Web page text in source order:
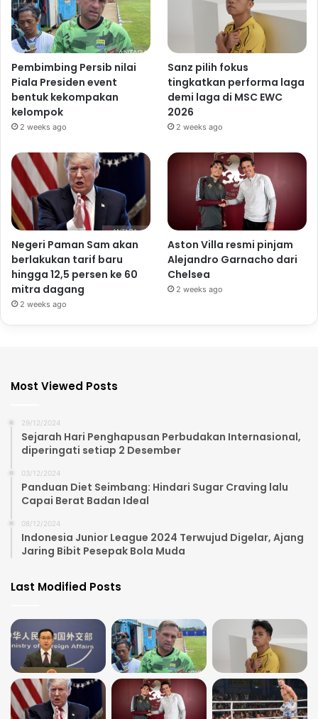
Pembimbing Persib nilai
Piala Presiden event
bentuk kekompakan
kelompok
2 weeks ago
Sanz pilih fokus
tingkatkan performa laga
demi laga di MSC EWC
2026
2 weeks ago
Negeri Paman Sam akan
berlakukan tarif baru
hingga 12,5 persen ke 60
mitra dagang
2 weeks ago
Aston Villa resmi pinjam
Alejandro Garnacho dari
Chelsea
2 weeks ago
Most Viewed Posts
29/12/2024
Sejarah Hari Penghapusan Perbudakan Internasional,
diperingati setiap 2 Desember
03/12/2024
Panduan Diet Seimbang: Hindari Sugar Craving lalu
Capai Berat Badan Ideal
08/12/2024
Indonesia Junior League 2024 Terwujud Digelar, Ajang
Jaring Bibit Pesepak Bola Muda
Last Modified Posts